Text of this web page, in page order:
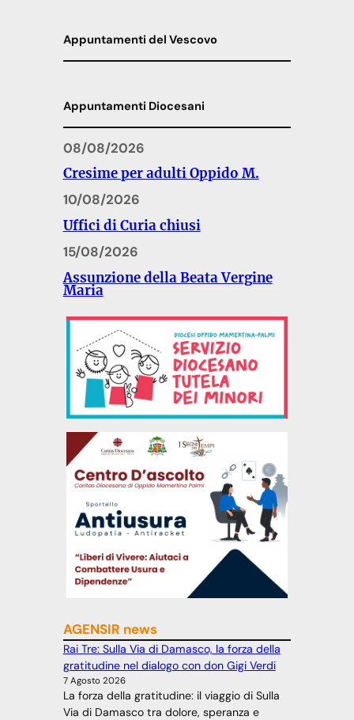
Appuntamenti del Vescovo
Appuntamenti Diocesani
08/08/2026
Cresime per adulti Oppido M.
10/08/2026
Uffici di Curia chiusi
15/08/2026
Assunzione della Beata Vergine
Maria
AGENSIR news
Rai Tre: Sulla Via di Damasco, la forza della
gratitudine nel dialogo con don Gigi Verdi
7 Agosto 2026
La forza della gratitudine: il viaggio di Sulla
Via di Damasco tra dolore, speranza e